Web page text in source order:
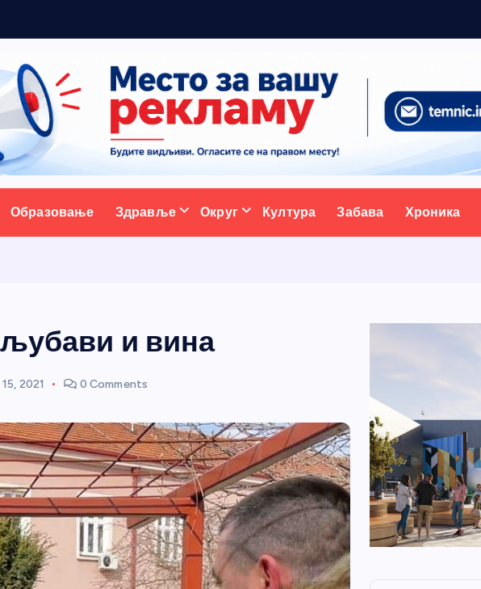
портал
Образовање Здравље Округ Култура Забава Хроника
и вина
2021 0 Comments